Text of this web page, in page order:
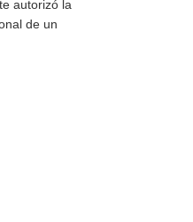
autorizó la
de un